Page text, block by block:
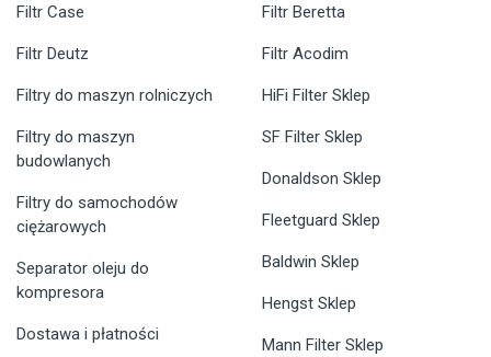
Filtr Case
Filtr Deutz
Filtr Beretta
Filtr Acodim
Filtry do maszyn rolniczych
Filtry do maszyn
budowlanych
Filtry do samochodów
ciężarowych
Separator oleju do
kompresora
Dostawa i płatności
HiFi Filter Sklep
SF Filter Sklep
Donaldson Sklep
Fleetguard Sklep
Baldwin Sklep
Hengst Sklep
Mann Filter Sklep